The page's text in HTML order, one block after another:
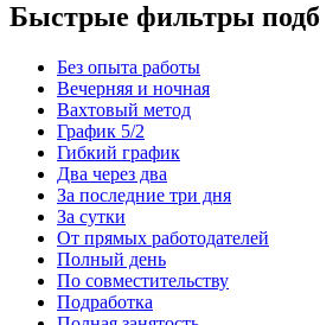
Быстрые фильтры
Без опыта работы
Вечерняя и ночная
Вахтовый метод
График 5/2
Гибкий график
Два через два
За последние три дня
За сутки
От прямых работодателей
Полный день
По совместительству
Подработка